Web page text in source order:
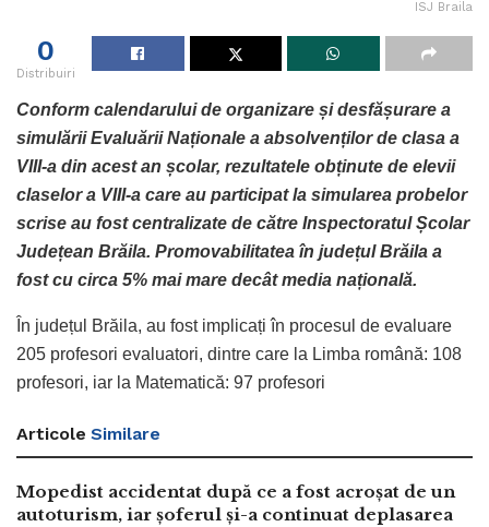
ISJ Braila
0
Distribuiri
Conform calendarului de organizare și desfășurare a
simulării Evaluării Naționale a absolvenților de clasa a
VIII-a din acest an școlar, rezultatele obținute de elevii
claselor a VIII-a care au participat la simularea probelor
scrise au fost centralizate de către Inspectoratul Școlar
Județean Brăila. Promovabilitatea în județul Brăila a
fost cu circa 5% mai mare decât media națională.
În județul Brăila, au fost implicați în procesul de evaluare
205 profesori evaluatori, dintre care la Limba română: 108
profesori, iar la Matematică: 97 profesori
Articole Similare
Mopedist accidentat după ce a fost acroșat de un
autoturism, iar șoferul și-a continuat deplasarea